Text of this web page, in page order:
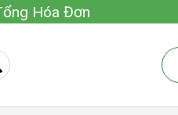
Hóa Đơn